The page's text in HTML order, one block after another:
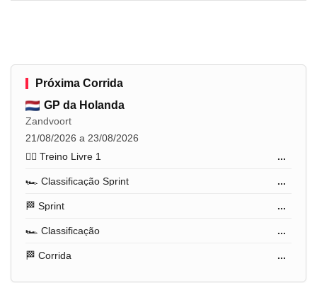
Próxima Corrida
GP da Holanda
Zandvoort
21/08/2026 a 23/08/2026
🏋️‍♂️ Treino Livre 1
...
🏎️ Classificação Sprint ...
🏁 Sprint ...
🏎️ Classificação ...
🏁 Corrida ...